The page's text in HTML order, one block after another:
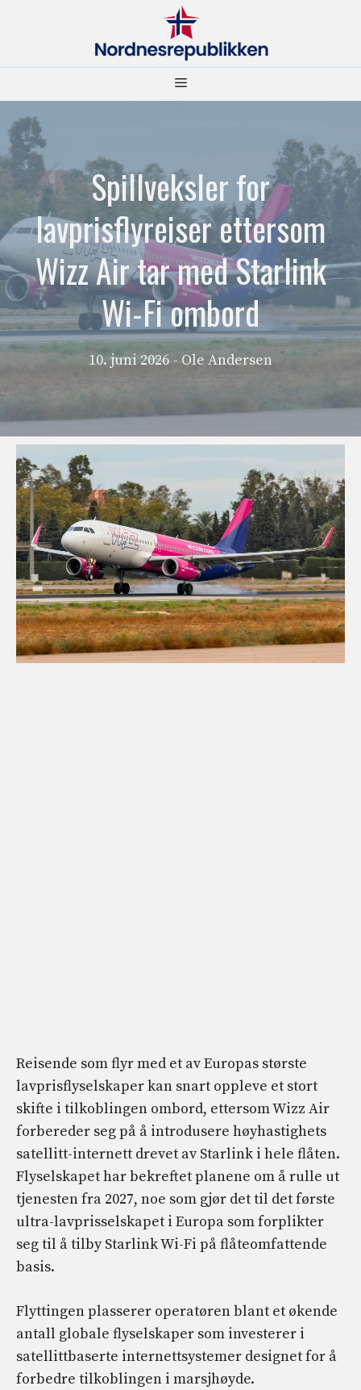
Meny
Spillveksler for
lavprisflyreiser ettersom
Wizz Air tar med Starlink
Wi-Fi ombord
10. juni 2026 - Ole Andersen
Reisende som flyr med et av Europas største
lavprisflyselskaper kan snart oppleve et stort
skifte i tilkoblingen ombord, ettersom Wizz Air
forbereder seg på å introdusere høyhastighets
satellitt-internett drevet av Starlink i hele flåten.
Flyselskapet har bekreftet planene om å rulle ut
tjenesten fra 2027, noe som gjør det til det første
ultra-lavprisselskapet i Europa som forplikter
seg til å tilby Starlink Wi-Fi på flåteomfattende
basis.
Flyttingen plasserer operatøren blant et økende
antall globale flyselskaper som investerer i
satellittbaserte internettsystemer designet for å
forbedre tilkoblingen i marsjhøyde.